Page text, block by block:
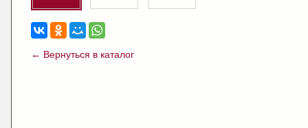
← Вернуться в каталог